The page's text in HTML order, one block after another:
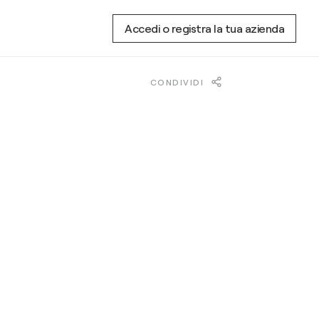
Accedi o registra la tua azienda
CONDIVIDI